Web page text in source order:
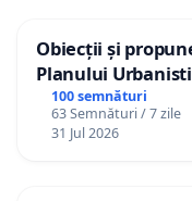
Obiecții și
Planului
100 semnături
63 Semnături / 7 zile
31 Jul 2026